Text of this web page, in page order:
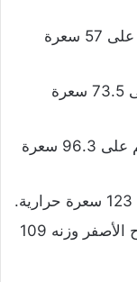
100 جرام من التفاح الأصفر تحتوي على 57 سعرة
تحتوي التفاحة الصفراء الصغيرة على 73.5 سعرة
تحتوي تفاحة صفراء متوسطة الحجم على 96.3 سعرة
يحتوي كوب قياسي من شرائح التفاح الأصفر وزنه 109